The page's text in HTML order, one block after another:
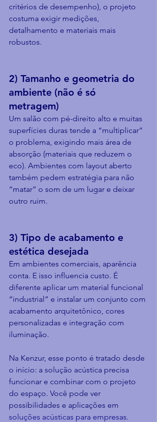
critérios de desempenho), o projeto
costuma exigir medições,
detalhamento e materiais mais
robustos.
2) Tamanho e geometria do
ambiente (não é só
metragem)
Um salão com pé-direito alto e muitas
superfícies duras tende a “multiplicar”
o problema, exigindo mais área de
absorção (materiais que reduzem o
eco). Ambientes com layout aberto
também pedem estratégia para não
“matar” o som de um lugar e deixar
outro ruim.
3) Tipo de acabamento e
estética desejada
Em ambientes comerciais, aparência
conta. E isso influencia custo. É
diferente aplicar um material funcional
“industrial” e instalar um conjunto com
acabamento arquitetônico, cores
personalizadas e integração com
iluminação.
Na Kenzur, esse ponto é tratado desde
o início: a solução acústica precisa
funcionar e combinar com o projeto
do espaço. Você pode ver
possibilidades e aplicações em
soluções acústicas para empresas.